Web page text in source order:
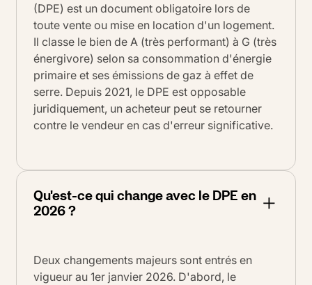
(DPE) est un document obligatoire lors de
toute vente ou mise en location d'un logement.
Il classe le bien de A (très performant) à G (très
énergivore) selon sa consommation d'énergie
primaire et ses émissions de gaz à effet de
serre. Depuis 2021, le DPE est opposable
juridiquement, un acheteur peut se retourner
contre le vendeur en cas d'erreur significative.
Qu'est-ce qui change avec le DPE en
2026 ?
Deux changements majeurs sont entrés en
vigueur au 1er janvier 2026. D'abord, le